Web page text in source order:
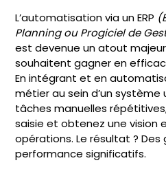
L’automatisation via un ERP
Planning ou Progiciel de
est devenue un atout
souhaitent gagner en
En intégrant et en
métier au sein d’un système
tâches manuelles
saisie et obtenez une vision
opérations. Le résultat ?
performance significatifs.